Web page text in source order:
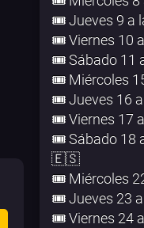
🎟️ Jueves 9 a
🎟️ Viernes
🎟️ Sábado
🎟️ Miércoles
🎟️ Jueves 16
🎟️ Viernes
🎟️ Sábado
🇪🇸
🎟️ Miércoles
🎟️ Jueves 23
🎟️ Viernes 24